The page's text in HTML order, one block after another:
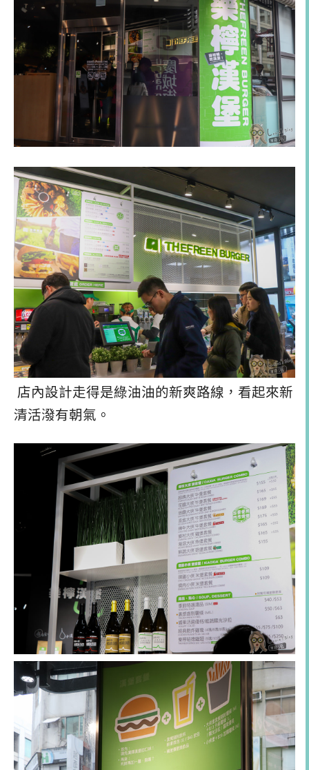
店內設計走得是綠油油的新爽路線，看起來新
清活潑有朝氣。